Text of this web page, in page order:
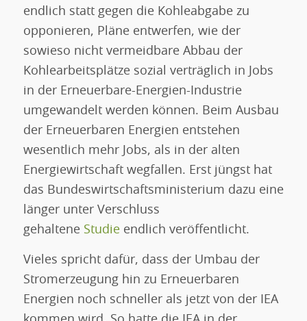
endlich statt gegen die Kohleabgabe zu
opponieren, Pläne entwerfen, wie der
sowieso nicht vermeidbare Abbau der
Kohlearbeitsplätze sozial verträglich in Jobs
in der Erneuerbare-Energien-Industrie
umgewandelt werden können. Beim Ausbau
der Erneuerbaren Energien entstehen
wesentlich mehr Jobs, als in der alten
Energiewirtschaft wegfallen. Erst jüngst hat
das Bundeswirtschaftsministerium dazu eine
länger unter Verschluss
gehaltene Studieendlich veröffentlicht.
Vieles spricht dafür, dass der Umbau der
Stromerzeugung hin zu Erneuerbaren
Energien noch schneller als jetzt von der IEA